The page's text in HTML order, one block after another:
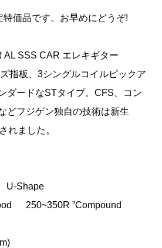
価品です。お早めにどうぞ!
AL SSS CAR エレキギター
指板、3シングルコイルピックア
ダードなSTタイプ。CFS、コン
どフジゲン独自の技術は新生
れました。
U-Shape
250~350R ”Compound